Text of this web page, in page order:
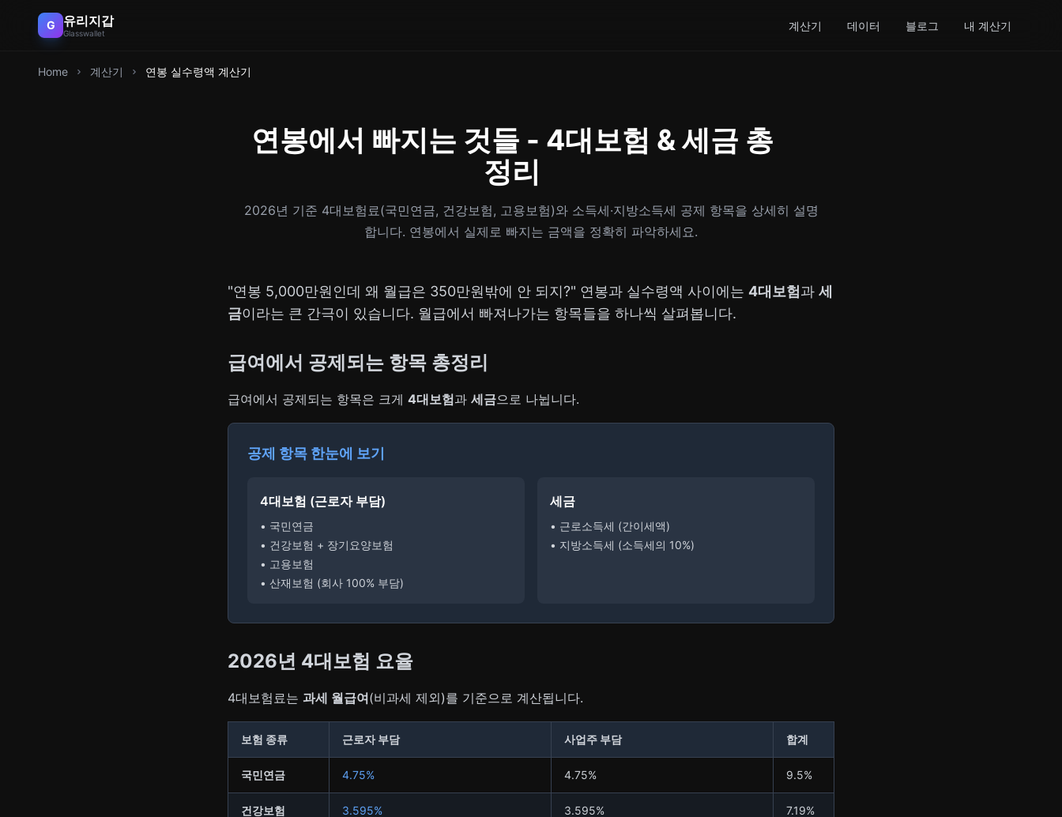
G 유리지갑
Glasswallet
계산기 데이터 블로그 내 계산기
Home 계산기 연봉 실수령액 계산기
연봉에서 빠지는 것들 - 4대보험 & 세금 총
정리
2026년 기준 4대보험료(국민연금, 건강보험, 고용보험)와 소득세·지방소득세 공제 항목을 상세히 설명
합니다. 연봉에서 실제로 빠지는 금액을 정확히 파악하세요.
"연봉 5,000만원인데 왜 월급은 350만원밖에 안 되지?" 연봉과 실수령액 사이에는 4대보험과 세
금이라는 큰 간극이 있습니다. 월급에서 빠져나가는 항목들을 하나씩 살펴봅니다.
급여에서 공제되는 항목 총정리
급여에서 공제되는 항목은 크게 4대보험과 세금으로 나뉩니다.
공제 항목 한눈에 보기
4대보험 (근로자 부담)
• 국민연금
• 건강보험 + 장기요양보험
• 고용보험
• 산재보험 (회사 100% 부담)
세금
• 근로소득세 (간이세액)
• 지방소득세 (소득세의 10%)
2026년 4대보험 요율
4대보험료는 과세 월급여(비과세 제외)를 기준으로 계산됩니다.
보험 종류 근로자 부담 사업주 부담 합계
국민연금 4.75% 4.75% 9.5%
건강보험 3.595% 3.595% 7.19%